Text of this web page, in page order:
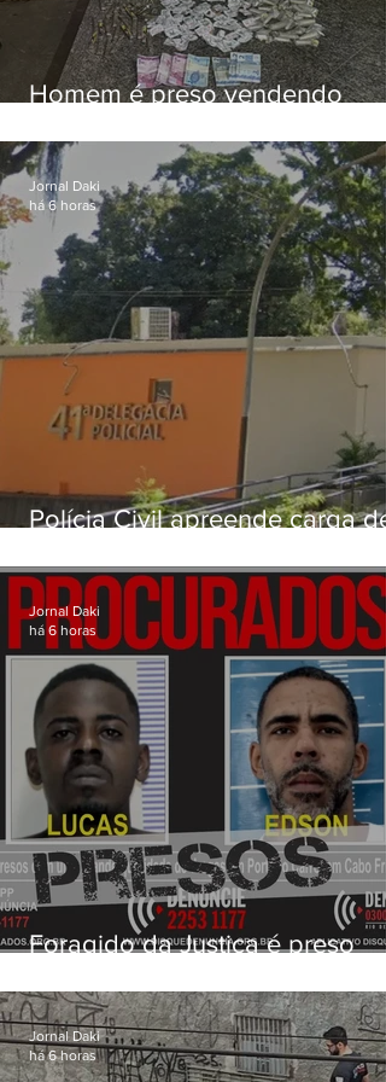
Homem é preso vendendo
Niterói
Polícia Civil apreende carga de
3 milhões na Zona Norte do Rio
Jornal Daki
há 6 horas
Foragido da Justiça é preso
Cabo Frio
Jornal Daki
há 6 horas
Jornal Daki
há 6 horas